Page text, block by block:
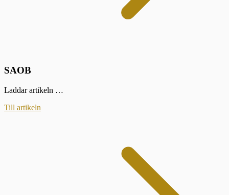
SAOB
Laddar artikeln …
Till artikeln